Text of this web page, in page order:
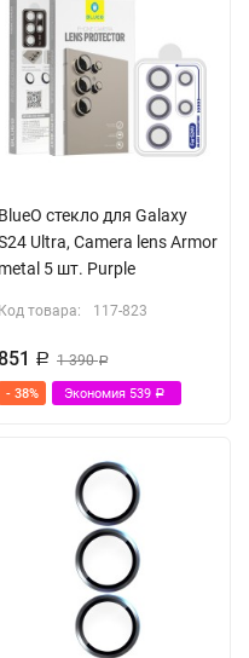
BlueO стекло для Galaxy
Ultra, Camera lens Armor
metal 5 шт. Purple
Код товара: 117-823
Р 1 390Р
- 38% Экономия 539 Р